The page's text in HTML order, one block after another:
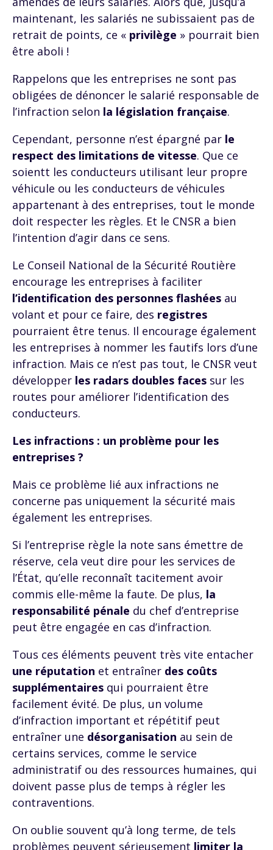
maintenant, les salariés ne subissaient pas de
retrait de points, ce « privilège » pourrait bien
être aboli !
Rappelons que les entreprises ne sont pas
obligées de dénoncer le salarié responsable de
l’infraction selon la législation française.
Cependant, personne n’est épargné par le
respect des limitations de vitesse. Que ce
soientt les conducteurs utilisant leur propre
véhicule ou les conducteurs de véhicules
appartenant à des entreprises, tout le monde
doit respecter les règles. Et le CNSR a bien
l’intention d’agir dans ce sens.
Le Conseil National de la Sécurité Routière
encourage les entreprises à faciliter
l’identification des personnes flashées au
volant et pour ce faire, des registres
pourraient être tenus. Il encourage également
les entreprises à nommer les fautifs lors d’une
infraction. Mais ce n’est pas tout, le CNSR veut
développer les radars doubles faces sur les
routes pour améliorer l’identification des
conducteurs.
Les infractions : un problème pour les
entreprises ?
Mais ce problème lié aux infractions ne
concerne pas uniquement la sécurité mais
également les entreprises.
Si l’entreprise règle la note sans émettre de
réserve, cela veut dire pour les services de
l’État, qu’elle reconnaît tacitement avoir
commis elle-même la faute. De plus, la
responsabilité pénale du chef d’entreprise
peut être engagée en cas d’infraction.
Tous ces éléments peuvent très vite entacher
une réputation et entraîner des coûts
supplémentaires qui pourraient être
facilement évité. De plus, un volume
d’infraction important et répétitif peut
entraîner une désorganisation au sein de
certains services, comme le service
administratif ou des ressources humaines, qui
doivent passe plus de temps à régler les
contraventions.
On oublie souvent qu’à long terme, de tels
problèmes peuvent sérieusement limiter la